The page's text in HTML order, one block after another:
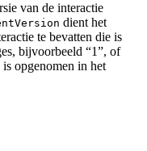
van de interactie
dient het
te bevatten die is
bijvoorbeeld “1”, of
opgenomen in het